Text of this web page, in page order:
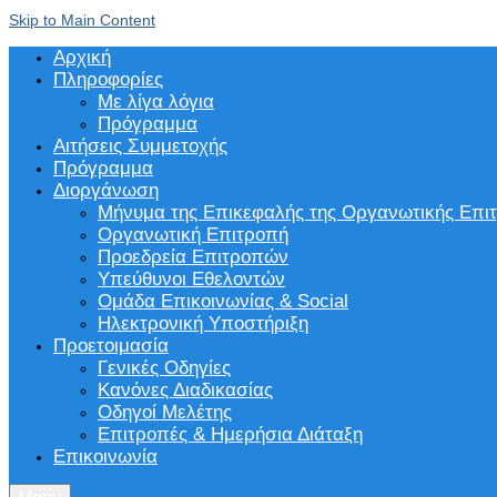
Skip to Main Content
Αρχική
Πληροφορίες
Με λίγα λόγια
Πρόγραμμα
Αιτήσεις Συμμετοχής
Πρόγραμμα
Διοργάνωση
Μήνυμα της Επικεφαλής της Οργανωτικής
Οργανωτική Επιτροπή
Προεδρεία Επιτροπών
Υπεύθυνοι Εθελοντών
Ομάδα Επικοινωνίας & Social
Ηλεκτρονική Υποστήριξη
Προετοιμασία
Γενικές Οδηγίες
Κανόνες Διαδικασίας
Οδηγοί Μελέτης
Επιτροπές & Ημερήσια Διάταξη
Επικοινωνία